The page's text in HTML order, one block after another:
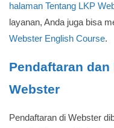
halaman Tentang LKP
layanan, Anda juga bisa
Webster English Course.
Pendaftaran
Webster
Pendaftaran di Webster